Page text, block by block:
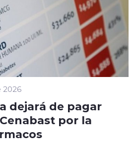
2026
dejará de pagar
por la